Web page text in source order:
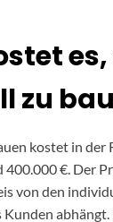
zu
kostet in der
400.000 €. Der
von den